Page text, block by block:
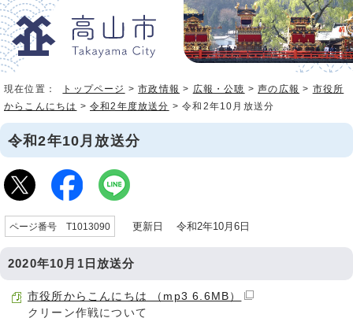
現在位置： トップページ >市政情報 > 広報・公聴 >声の広報 > 市役所
からこんにちは >令和2年度放送分 > 令和2年10月放送分
令和2年10月放送分
ページ番号 T1013090 更新日 令和2年10月6日
2020年10月1日放送分
市役所からこんにちは （mp3 6.6MB）
クリーン作戦について